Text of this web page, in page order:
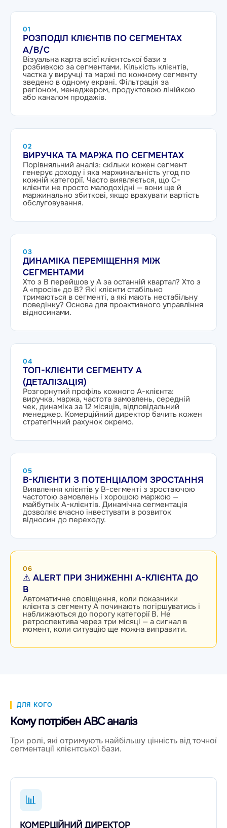
01
РОЗПОДІЛ КЛІЄНТІВ ПО СЕГМЕНТАХ
A/B/C
Візуальна карта всієї клієнтської бази з
розбивкою за сегментами. Кількість клієнтів,
частка у виручці та маржі по кожному сегменту
зведено в одному екрані. Фільтрація за
регіоном, менеджером, продуктовою лінійкою
або каналом продажів.
02
ВИРУЧКА ТА МАРЖА ПО СЕГМЕНТАХ
Порівняльний аналіз: скільки кожен сегмент
генерує доходу і яка маржинальність угод по
кожній категорії. Часто виявляється, що C-
клієнти не просто малодохідні — вони ще й
маржинально збиткові, якщо врахувати вартість
обслуговування.
03
ДИНАМІКА ПЕРЕМІЩЕННЯ МІЖ
СЕГМЕНТАМИ
Хто з B перейшов у A за останній квартал? Хто з
A «просів» до B? Які клієнти стабільно
тримаються в сегменті, а які мають нестабільну
поведінку? Основа для проактивного управління
відносинами.
04
ТОП-КЛІЄНТИ СЕГМЕНТУ A
(ДЕТАЛІЗАЦІЯ)
Розгорнутий профіль кожного A-клієнта:
виручка, маржа, частота замовлень, середній
чек, динаміка за 12 місяців, відповідальний
менеджер. Комерційний директор бачить кожен
стратегічний рахунок окремо.
05
B-КЛІЄНТИ З ПОТЕНЦІАЛОМ ЗРОСТАННЯ
Виявлення клієнтів у B-сегменті з зростаючою
частотою замовлень і хорошою маржою —
майбутніх A-клієнтів. Динамічна сегментація
дозволяє вчасно інвестувати в розвиток
відносин до переходу.
06
⚠ ALERT ПРИ ЗНИЖЕННІ A-КЛІЄНТА ДО
B
Автоматичне сповіщення, коли показники
клієнта з сегменту A починають погіршуватись і
наближаються до порогу категорії B. Не
ретроспектива через три місяці — а сигнал в
момент, коли ситуацію ще можна виправити.
ДЛЯ КОГО
Кому потрібен ABC аналіз
Три ролі, які отримують найбільшу цінність від точної
сегментації клієнтської бази.
📊
КОМЕРЦІЙНИЙ ДИРЕКТОР